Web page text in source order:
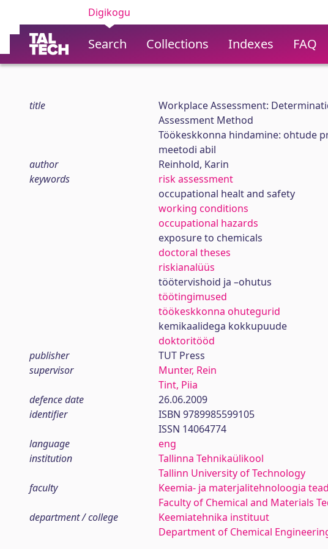
Digikogu
Search Collections Indexes FAQ
title
Workplace Assessment:
Assessment Method
Töökeskkonna hindamine: ohtude
meetodi abil
author
Reinhold, Karin
keywords
risk assessment
occupational healt and safety
working conditions
occupational hazards
exposure to chemicals
doctoral theses
riskianalüüs
töötervishoid ja –ohutus
töötingimused
töökeskkonna ohutegurid
kemikaalidega kokkupuude
doktoritööd
publisher
TUT Press
supervisor
Munter, Rein
Tint, Piia
defence date
26.06.2009
identifier
ISBN 9789985599105
ISSN 14064774
language
eng
institution
Tallinna Tehnikaülikool
Tallinn University of Technology
faculty
Keemia- ja materjalitehnoloogia
Faculty of Chemical and Materials
department / college
Keemiatehnika instituut
Department of Chemical